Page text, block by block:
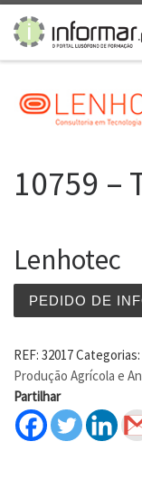
Skip to content
10759 –
Lenhotec
PEDIDO DE
REF: 32017Categorias:
Produção Agrícola e
Partilhar